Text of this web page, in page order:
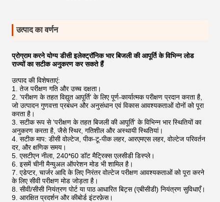
उत्पाद का वर्णन
प्रोग्राम करने योग्य डीसी इलेक्ट्रॉनिक भार बिजली की आपूर्ति के विभिन्न लोड
राज्यों का सटीक अनुकरण कर सकते हैं
उत्पाद की विशेषताएं:
तेज परीक्षण गति और उच्च दक्षता।
'परीक्षण के तहत विद्युत आपूर्ति' के लिए पूर्ण-कार्यात्मक परीक्षण प्रदान करता है,
जो उत्पादन गुणवत्ता प्रबंधन और अनुसंधान एवं विकास आवश्यकताओं दोनों को पूरा
करता है।
सटीक रूप से 'परीक्षण के तहत बिजली की आपूर्ति' के विभिन्न भार स्थितियों का
अनुकरण करता है, जैसे स्थिर, गतिशील और अस्थायी स्थितियां।
सटीक माप: डीसी वोल्टेज, पीक-टू-पीक लहर, आरएमएस लहर, वोल्टेज परिवर्तन
दर, और क्षणिक समय।
एसटीएन नीला, 240*60 डॉट मैट्रिक्स एलसीडी डिस्प्ले।
इसमें चीनी मैन्युअल ऑपरेशन मोड भी शामिल है।
एडेप्टर, चार्जर आदि के लिए निरंतर वोल्टेज परीक्षण आवश्यकताओं को पूरा करने
के लिए सीवी परीक्षण मोड जोड़ता है।
सीवी/सीसी नियंत्रण पोर्ट या पाठ आधारित बिट्स (एबीसीडी) नियंत्रण सुविधाएँ।
आरक्षित प्रदर्शन और कीबोर्ड इंटरफ़ेस।